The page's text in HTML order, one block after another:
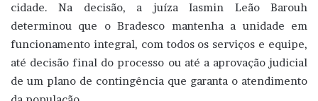
cidade. Na decisão, a juíza Iasmin Leão Barouh
determinou que o Bradesco mantenha a unidade em
funcionamento integral, com todos os serviços e equipe,
até decisão final do processo ou até a aprovação judicial
de um plano de contingência que garanta o atendimento